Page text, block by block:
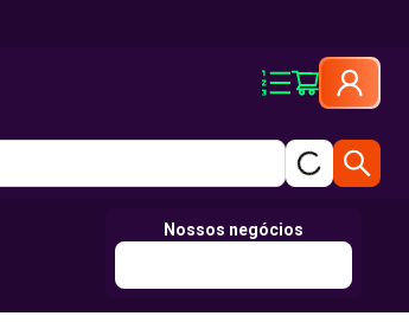
Nossos negócios